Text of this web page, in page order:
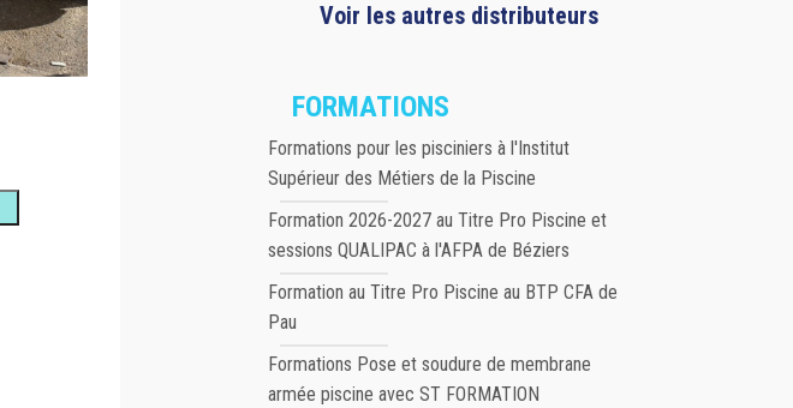
Voir les autres distributeurs
FORMATIONS
Formations pour les pisciniers à l'Institut
Supérieur des Métiers de la Piscine
Formation 2026-2027 au Titre Pro Piscine et
sessions QUALIPAC à l'AFPA de Béziers
Formation au Titre Pro Piscine au BTP CFA de
Pau
Formations Pose et soudure de membrane
armée piscine avec ST FORMATION